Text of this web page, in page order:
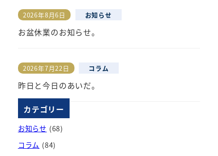
お盆休業のお知らせ。
投稿日
2026年8月6日 お知らせ
昨日と今日のあいだ。
投稿日
2026年7月22日 コラム
カテゴリー
お知らせ (68)
コラム (84)